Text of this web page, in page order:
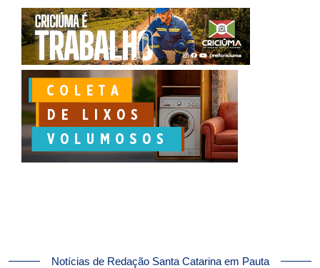
Notícias de Redação Santa Catarina em Pauta